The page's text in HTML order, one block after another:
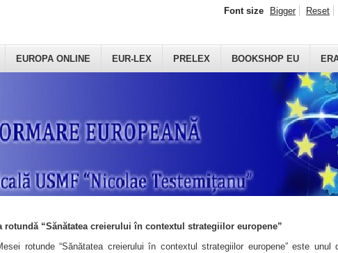
EUROPA ONLINE EUR-LEX PRELEX BOOKSHOP EU
Font size Bigger Reset
rotundă “Sănătatea creierului în contextul strategiilor europene”
rotunde “Sănătatea creierului în contextul strategiilor europene” este unul